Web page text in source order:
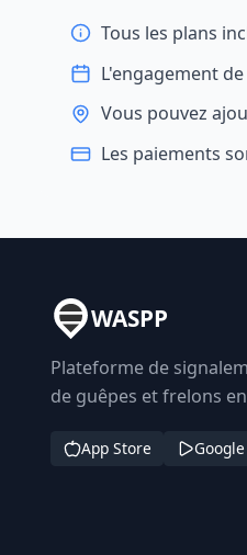
Tous les plans
L'engagement
Vous pouvez
Les paiements
WASPP
Plateforme de
de guêpes et frelons
App Store